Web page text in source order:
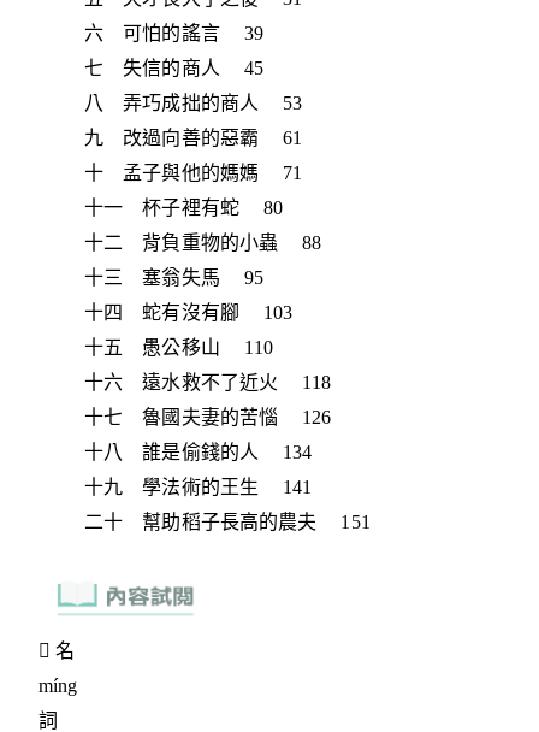
六 可怕的謠言 39
七 失信的商人 45
八 弄巧成拙的商人 53
九 改過向善的惡霸 61
十 孟子與他的媽媽 71
十一 杯子裡有蛇 80
十二 背負重物的小蟲 88
十三 塞翁失馬 95
十四 蛇有沒有腳 103
十五 愚公移山 110
十六 遠水救不了近火 118
十七 魯國夫妻的苦惱 126
十八 誰是偷錢的人 134
十九 學法術的王生 141
二十 幫助稻子長高的農夫 151